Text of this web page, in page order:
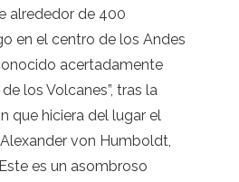
alrededor de 400
en el centro de los Andes
acertadamente
los Volcanes”, tras la
que hiciera del lugar el
von Humboldt,
es un asombroso